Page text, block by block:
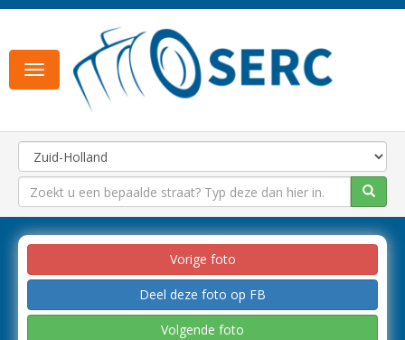
Toggle
navigation
Vorige foto
Deel deze foto op FB
Volgende foto